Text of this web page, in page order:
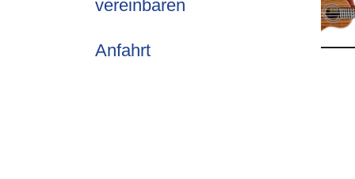
vereinbaren
Anfahrt